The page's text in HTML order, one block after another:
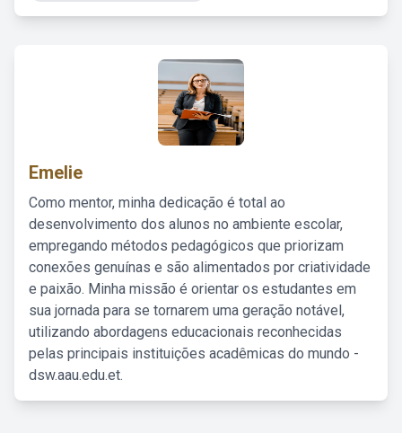
Emelie
Como mentor, minha dedicação é total ao
desenvolvimento dos alunos no ambiente escolar,
empregando métodos pedagógicos que priorizam
conexões genuínas e são alimentados por criatividade
e paixão. Minha missão é orientar os estudantes em
sua jornada para se tornarem uma geração notável,
utilizando abordagens educacionais reconhecidas
pelas principais instituições acadêmicas do mundo -
dsw.aau.edu.et.